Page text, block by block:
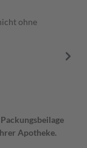
ohne
Apotheke.